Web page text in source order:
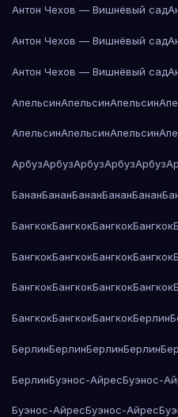
Антон Чехов — Вишнёвый сад
Антон Чехов — Вишнёвый сад
Антон Чехов — Вишнёвый сад
АпельсинАпельсинАпельсин
АпельсинАпельсинАпельсин
АрбузАрбузАрбузАрбузАрбуз
БананБананБананБананБанан
БангкокБангкокБангкокБангкок
БангкокБангкокБангкокБангкок
БангкокБангкокБангкокБангкок
БангкокБангкокБангкокБерлин
БерлинБерлинБерлинБерлин
БерлинБуэнос-АйресБуэнос-
Буэнос-АйресБуэнос-Айрес